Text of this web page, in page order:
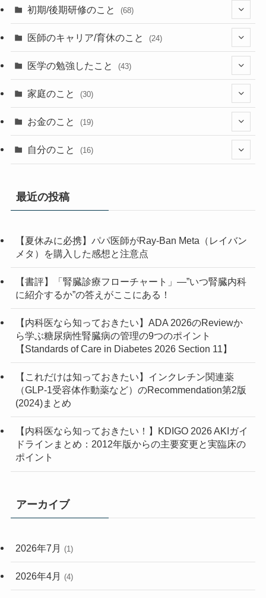
初期/後期研修のこと (68)
(26)
(2)
(2)
(6)
(5)
(4)
(1) (7)
医師のキャリア/育休のこと (24)
(1)
(1)
(6)
医学の勉強したこと (43)
(2)
(1)
(1)
(10)
(3)
(1)
(1)
(1)
(1)
(4)
(3)
(1)
(2)
(2)
(7)
(2)
(1)
(3)
(1)
(1)
家庭のこと (30)
(13)
(12)
(1)
お金のこと (19)
(4)
自分のこと (16)
(5)
(2)
最近の投稿
【夏休みに必携】パパ医師がRay-Ban Meta（レイバン
メタ）を購入した感想と注意点
【書評】「腎臓診療フローチャート」—”いつ腎臓内科
に紹介するか”の答えがここにある！
【内科医なら知っておきたい】ADA 2026のReviewか
ら学ぶ糖尿病性腎臓病の管理の9つのポイント
【Standards of Care in Diabetes 2026 Section 11】
【これだけは知っておきたい】インクレチン関連薬
（GLP-1受容体作動薬など）のRecommendation第2版
(2024)まとめ
【内科医なら知っておきたい！】KDIGO 2026 AKIガイ
ドラインまとめ：2012年版からの主要変更と実臨床の
ポイント
アーカイブ
2026年7月 (1)
2026年4月 (4)